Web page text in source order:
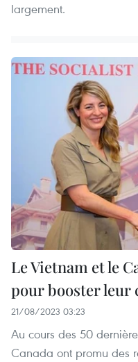
largement.
Le Vietnam et le
pour booster leur
21/08/2023 03:23
Au cours des 50
Canada ont promu des